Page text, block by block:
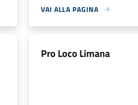
VAI ALLA PAGINA
Pro Loco Limana